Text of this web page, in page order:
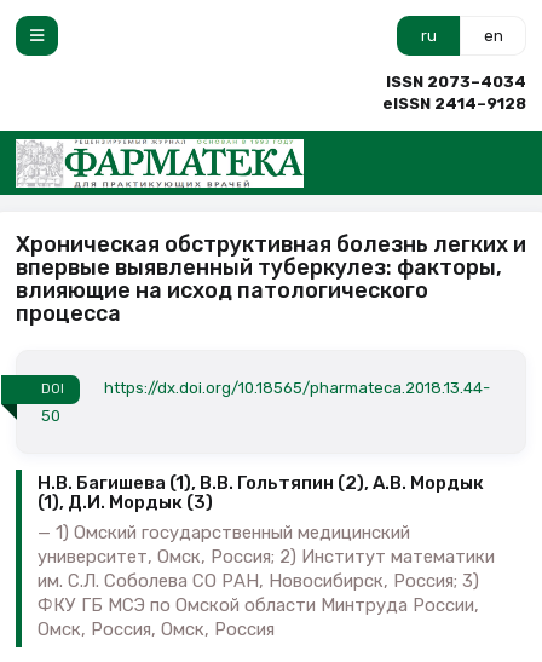
ru en
ISSN 2073–4034
eISSN 2414–9128
Хроническая обструктивная болезнь легких и
впервые выявленный туберкулез: факторы,
влияющие на исход патологического
процесса
DOI
https://dx.doi.org/10.18565/pharmateca.2018.13.44-
50
Н.В. Багишева (1), В.В. Гольтяпин (2), А.В. Мордык
(1), Д.И. Мордык (3)
1) Омский государственный медицинский
университет, Омск, Россия; 2) Институт математики
им. С.Л. Соболева СО РАН, Новосибирск, Россия; 3)
ФКУ ГБ МСЭ по Омской области Минтруда России,
Омск, Россия, Омск, Россия